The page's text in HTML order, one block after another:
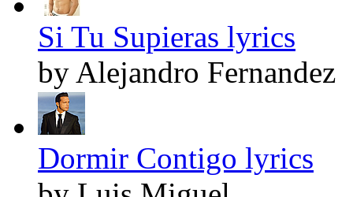
Si Tu Supieras lyrics
by Alejandro Fernandez
Dormir Contigo lyrics